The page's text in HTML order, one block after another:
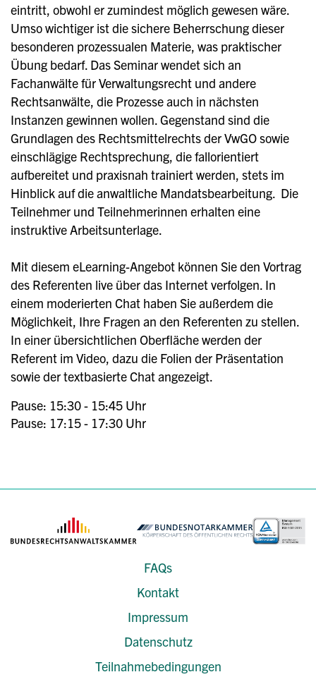
eintritt, obwohl er zumindest möglich gewesen wäre.
Umso wichtiger ist die sichere Beherrschung dieser
besonderen prozessualen Materie, was praktischer
Übung bedarf. Das Seminar wendet sich an
Fachanwälte für Verwaltungsrecht und andere
Rechtsanwälte, die Prozesse auch in nächsten
Instanzen gewinnen wollen. Gegenstand sind die
Grundlagen des Rechtsmittelrechts der VwGO sowie
einschlägige Rechtsprechung, die fallorientiert
aufbereitet und praxisnah trainiert werden, stets im
Hinblick auf die anwaltliche Mandatsbearbeitung. Die
Teilnehmer und Teilnehmerinnen erhalten eine
instruktive Arbeitsunterlage.
Mit diesem eLearning-Angebot können Sie den Vortrag
des Referenten live über das Internet verfolgen. In
einem moderierten Chat haben Sie außerdem die
Möglichkeit, Ihre Fragen an den Referenten zu stellen.
In einer übersichtlichen Oberfläche werden der
Referent im Video, dazu die Folien der Präsentation
sowie der textbasierte Chat angezeigt.
Pause: 15:30 - 15:45 Uhr
Pause: 17:15 - 17:30 Uhr
FAQs
Kontakt
Impressum
Datenschutz
Teilnahmebedingungen